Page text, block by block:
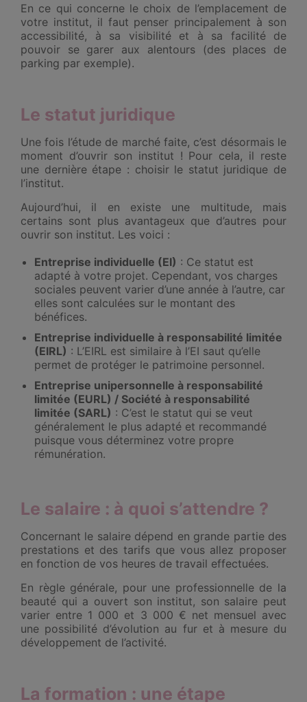
En ce qui concerne le choix de l’emplacement de
votre institut, il faut penser principalement à son
accessibilité, à sa visibilité et à sa facilité de
pouvoir se garer aux alentours (des places de
parking par exemple).
Le statut juridique
Une fois l’étude de marché faite, c’est désormais le
moment d’ouvrir son institut ! Pour cela, il reste
une dernière étape : choisir le statut juridique de
l’institut.
Aujourd’hui, il en existe une multitude, mais
certains sont plus avantageux que d’autres pour
ouvrir son institut. Les voici :
Entreprise individuelle (EI) : Ce statut est
adapté à votre projet. Cependant, vos charges
sociales peuvent varier d’une année à l’autre, car
elles sont calculées sur le montant des
bénéfices.
Entreprise individuelle à responsabilité limitée
(EIRL) : L’EIRL est similaire à l’EI saut qu’elle
permet de protéger le patrimoine personnel.
Entreprise unipersonnelle à responsabilité
limitée (EURL) / Société à responsabilité
limitée (SARL) : C’est le statut qui se veut
généralement le plus adapté et recommandé
puisque vous déterminez votre propre
rémunération.
Le salaire : à quoi s’attendre ?
Concernant le salaire dépend en grande partie des
prestations et des tarifs que vous allez proposer
en fonction de vos heures de travail effectuées.
En règle générale, pour une professionnelle de la
beauté qui a ouvert son institut, son salaire peut
varier entre 1 000 et 3 000 € net mensuel avec
une possibilité d’évolution au fur et à mesure du
développement de l’activité.
La formation : une étape